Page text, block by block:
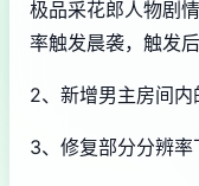
极品采花郎人物剧
率触发晨袭，触发
2、新增男主房间内
3、修复部分分辨